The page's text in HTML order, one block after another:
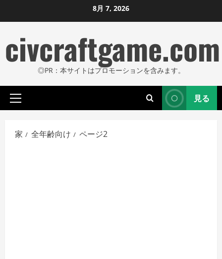
ン
ン
ツ
ス
ッ
8月 7, 2026
civcraftgame.com
◎PR：本サイトはプロモーションを含みます。
プ
イ
マ
見る
家 全年齢向け ページ2